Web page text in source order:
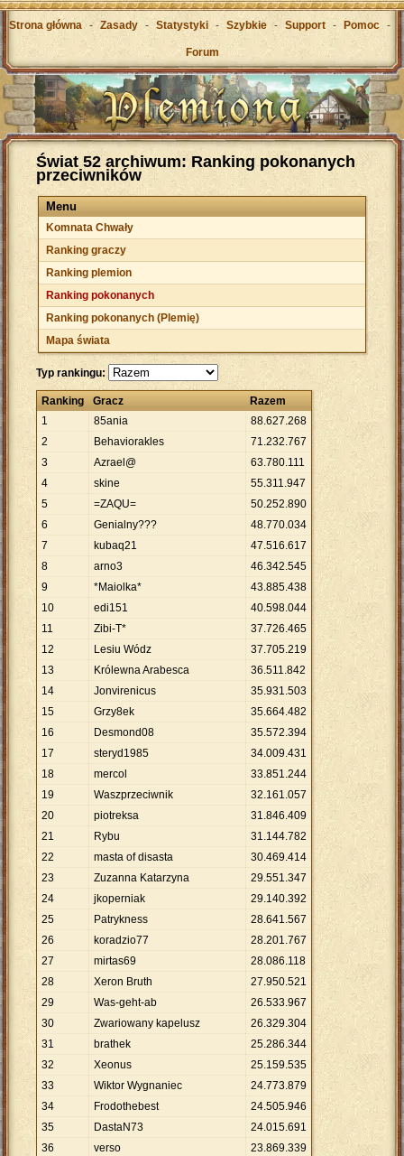
Strona główna - Zasady - Statystyki - Szybkie - Support - Pomoc -
Forum
Świat 52 archiwum: Ranking pokonanych
przeciwników
Menu
Komnata Chwały
Ranking graczy
Ranking plemion
Ranking pokonanych
Ranking pokonanych (Plemię)
Mapa świata
Typ rankingu:
Ranking Gracz
Razem
1
85ania 88.627.268
2
Behaviorakles 71.232.767
3
Azrael@ 63.780.111
4
skine 55.311.947
5
=ZAQU= 50.252.890
6
Genialny??? 48.770.034
7
kubaq21 47.516.617
8
arno3 46.342.545
9
*Maiolka* 43.885.438
10
edi151 40.598.044
11
Zibi-T* 37.726.465
12
Lesiu Wódz 37.705.219
13
Królewna Arabesca 36.511.842
14
Jonvirenicus 35.931.503
15
Grzy8ek 35.664.482
16
Desmond08 35.572.394
17
steryd1985 34.009.431
18
mercol 33.851.244
19
Waszprzeciwnik 32.161.057
20
piotreksa 31.846.409
21
Rybu 31.144.782
22
masta of disasta 30.469.414
23
Zuzanna Katarzyna 29.551.347
24
jkoperniak 29.140.392
25
Patrykness 28.641.567
26
koradzio77 28.201.767
27
mirtas69 28.086.118
28
Xeron Bruth 27.950.521
29
Was-geht-ab 26.533.967
30
Zwariowany kapelusz 26.329.304
31
brathek 25.286.344
32
Xeonus 25.159.535
33
Wiktor Wygnaniec 24.773.879
34
Frodothebest 24.505.946
35
DastaN73 24.015.691
36
verso 23.869.339